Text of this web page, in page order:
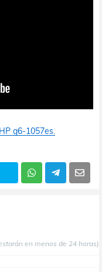
HP g6-1057es
en menos de 24 horas)